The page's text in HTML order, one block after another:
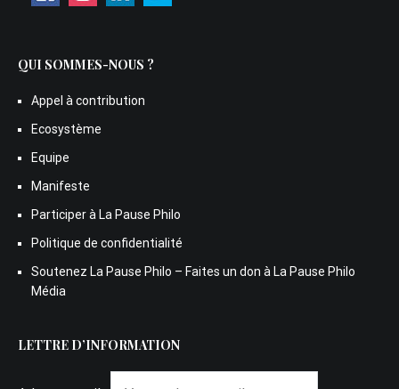
QUI SOMMES-NOUS ?
Appel à contribution
Ecosystème
Equipe
Manifeste
Participer à La Pause Philo
Politique de confidentialité
Soutenez La Pause Philo – Faites un don à La Pause Philo
Média
LETTRE D’INFORMATION